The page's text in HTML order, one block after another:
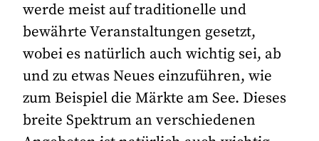
werde meist auf traditionelle und
bewährte Veranstaltungen gesetzt,
wobei es natürlich auch wichtig sei, ab
und zu etwas Neues einzuführen, wie
zum Beispiel die Märkte am See. Dieses
breite Spektrum an verschiedenen